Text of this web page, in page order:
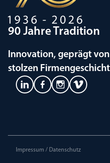
90 Jahre Tradition
Innovation, geprägt
stolzen
Impressum / Datenschutz